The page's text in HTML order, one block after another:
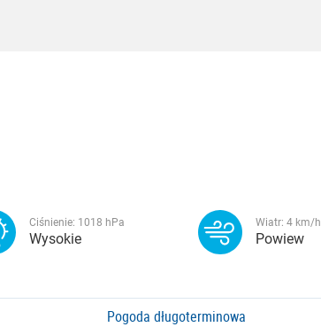
Ciśnienie: 1018 hPa
Wysokie
Wiatr: 4 km/h
Powiew
Pogoda długoterminowa